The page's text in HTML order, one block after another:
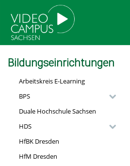
Bildungseinrichtungen
Arbeitskreis E-Learning
BPS
Duale Hochschule Sachsen
HDS
HfBK Dresden
HfM Dresden